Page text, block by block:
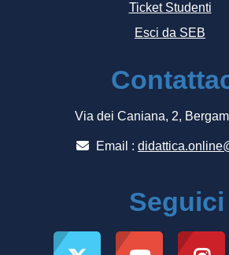
Ticket Studenti
Esci da SEB
Via dei Caniana, 2,
Email :
Seguici